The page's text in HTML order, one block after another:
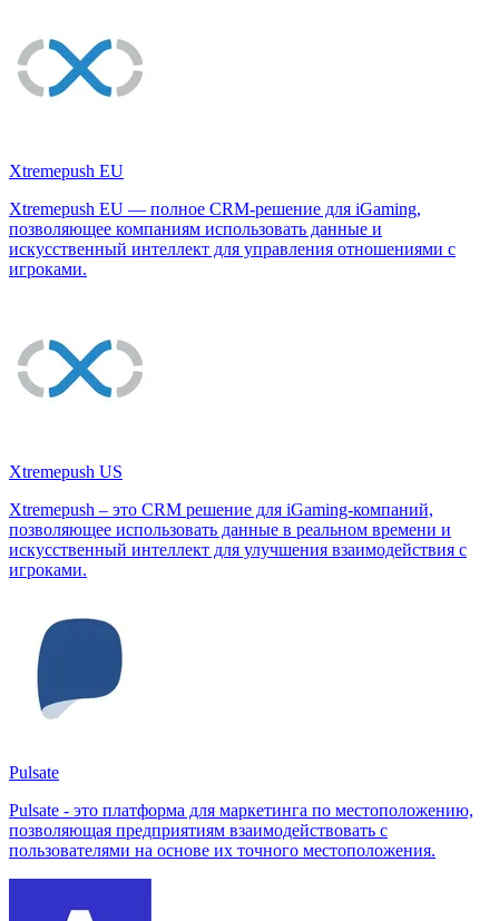
Xtremepush EU
Xtremepush EU — полное CRM-решение для iGaming,
позволяющее компаниям использовать данные и
искусственный интеллект для управления отношениями с
игроками.
Xtremepush US
Xtremepush – это CRM решение для iGaming-компаний,
позволяющее использовать данные в реальном времени и
искусственный интеллект для улучшения взаимодействия с
игроками.
Pulsate
Pulsate - это платформа для маркетинга по местоположению,
позволяющая предприятиям взаимодействовать с
пользователями на основе их точного местоположения.